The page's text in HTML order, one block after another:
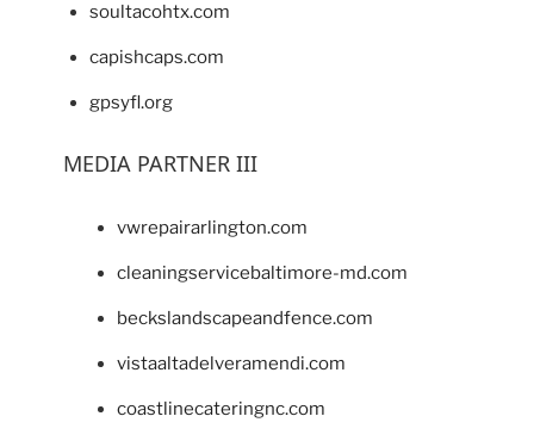
soultacohtx.com
capishcaps.com
gpsyfl.org
MEDIA PARTNER III
vwrepairarlington.com
cleaningservicebaltimore-md.com
beckslandscapeandfence.com
vistaaltadelveramendi.com
coastlinecateringnc.com